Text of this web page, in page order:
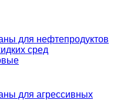
для нефтепродуктов
сред
для агрессивных